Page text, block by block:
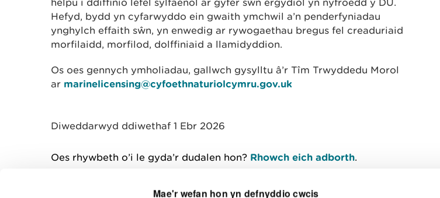
Mae'r wefan hon yn defnyddio cwcis
helpu i ddiffinio lefel sylfaenol ar gyfer sŵn ergydiol yn nyfroedd y DU.
Hefyd, bydd yn cyfarwyddo ein gwaith ymchwil a’n penderfyniadau
ynghylch effaith sŵn, yn enwedig ar rywogaethau bregus fel creaduriaid
morfilaidd, morfilod, dolffiniaid a llamidyddion.
Os oes gennych ymholiadau, gallwch gysylltu â’r Tîm Trwyddedu Morol
ar marinelicensing@cyfoethnaturiolcymru.gov.uk
Diweddarwyd ddiwethaf 1 Ebr 2026
Oes rhywbeth o’i le gyda’r dudalen hon? Rhowch eich adborth.